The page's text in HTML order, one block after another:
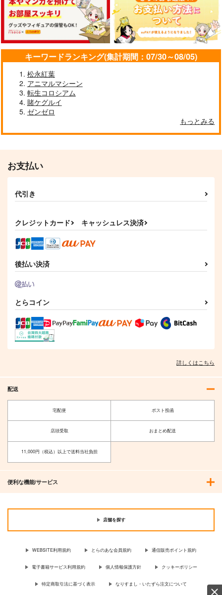
Fate Log Grand UNO
FFICIAL FANBOOK
act on
円（税込）
岸波白野
ギルガメッシュ
サンプル
カート
FGO/FAKE DUME
TOKIMOOON
495円（税込）
Fate/Grand Order オー
可愛い後輩に『先
輩！』と呼ばれたい
3 完全版
はぽい処
1,887円（税込）
超鋼奇動！アラハバ
Owen
円（税込）
サンプル
PONZOOM
サンプル サンプル
海嘯に永訣
Owen
787
斎藤一
作品詳細
プ
作品詳細
629
斎藤一
作品詳細
多元妖精領域メリュジ
円
メリュジーヌ
RAITAのFGO落書き
酒本。5.5
787
キーワードランキング(集計期間：07/30～08/05)
松永紅葉
アニマルマシーン
転生コロシアム
賭ケグルイ
ゼンゼロ
もっとみる
お支払い
代引き
クレジットカード キャッシュレス決済
後払い決済
とらコイン
詳しくはこちら
配送
宅配便 ポスト投函
店頭受取 おまとめ配送
11,000円（税込）以上で送料当社負担
便利な機能/サービス
店舗を探す
WEBSITE利用規約 とらのあな会員規約 通信販売ポイント規約
電子書籍サービス利用規約 個人情報保護方針 クッキーポリシー
特定商取引法に基づく表示 なりすまし・いたずら注文について